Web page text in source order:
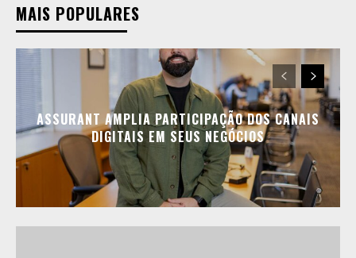
MAIS POPULARES
ASSURANT AMPLIA PARTICIPAÇÃO DOS CANAIS
DIGITAIS EM SEUS NEGÓCIOS